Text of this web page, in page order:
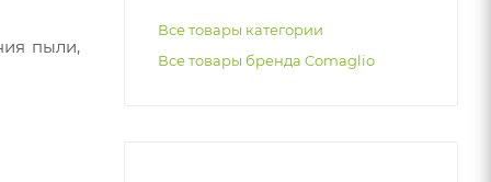
пыли,
Все товары категории
Все товары бренда Comaglio